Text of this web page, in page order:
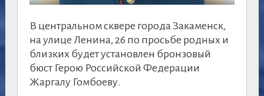
В центральном сквере города Закаменск,
на улице Ленина, 26 по просьбе родных и
близких будет установлен бронзовый
бюст Герою Российской Федерации
Жаргалу Гомбоеву.